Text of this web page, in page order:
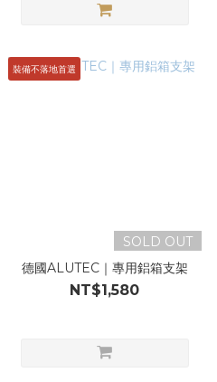
裝備不落地首選
SOLD OUT
德國ALUTEC｜專用鋁箱支架
NT$1,580